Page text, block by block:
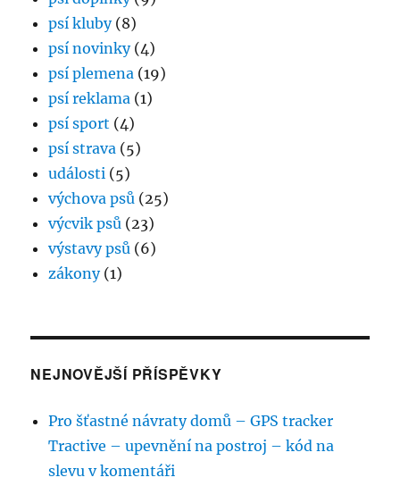
psí kluby(8)
psí novinky(4)
psí plemena (19)
psí reklama (1)
psí sport (4)
psí strava (5)
události (5)
výchova psů (25)
výcvik psů (23)
výstavy psů (6)
zákony(1)
NEJNOVĚJŠÍ PŘÍSPĚVKY
Pro šťastné návraty domů – GPS tracker
Tractive – upevnění na postroj – kód na
slevu v komentáři